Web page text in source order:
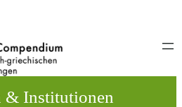
& Institutionen